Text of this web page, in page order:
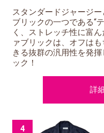
スタンダードジャージ
ブリックの一つである“
く、ストレッチ性に富
ァブリックは、オフは
きる抜群の汎用性を発
ック！
詳
4